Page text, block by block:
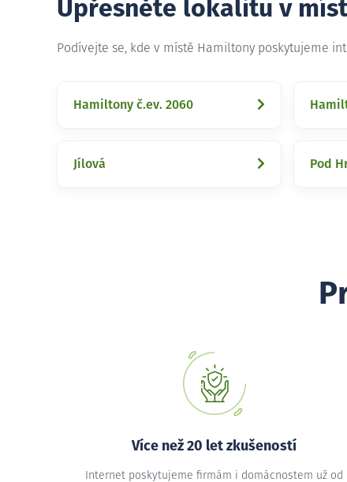
Upřesněte lokalitu v
Podívejte se, kde v místě Hamiltony poskytujeme
Hamiltony č.ev. 2060
Jílová Pod
Více než 20 let zkušeností
Internet poskytujeme firmám i domácnostem už od